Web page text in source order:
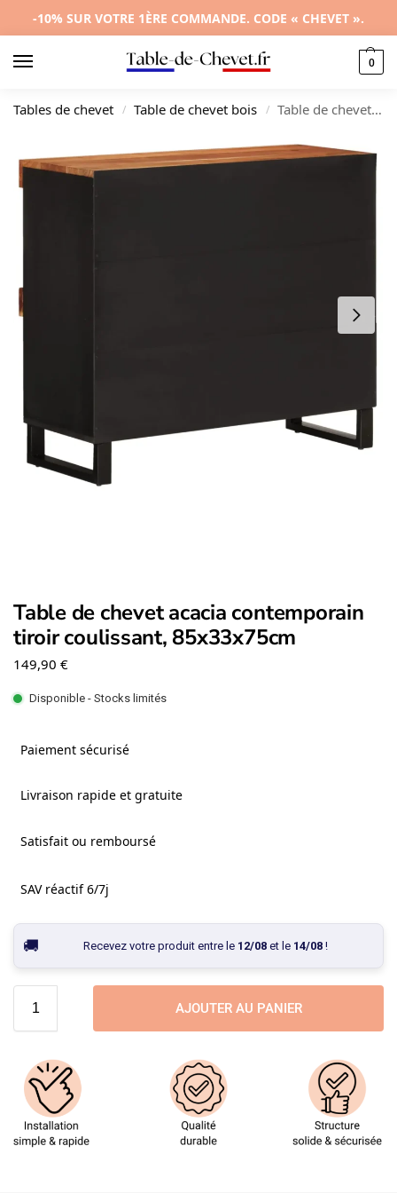
-10% SUR VOTRE 1ÈRE COMMANDE. CODE « CHEVET ».
0
Tables de chevet / Table de chevet bois / Table de chevet acacia contemporain tiroir coulissant, 85x33x75cm
Table de chevet acacia contemporain
tiroir coulissant, 85x33x75cm
149,90 €
Disponible - Stocks limités
Paiement sécurisé
Livraison rapide et gratuite
Satisfait ou remboursé
SAV réactif 6/7j
Recevez votre produit entre le 12/08et le 14/08!
AJOUTER AU PANIER